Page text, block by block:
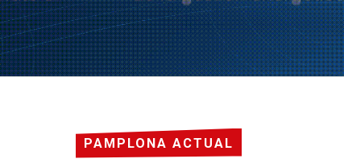
PAMPLONA ACTUAL